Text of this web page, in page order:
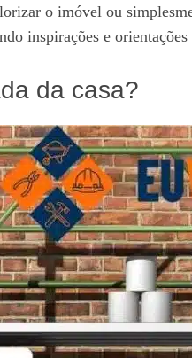
o imóvel ou
inspirações e
da casa?